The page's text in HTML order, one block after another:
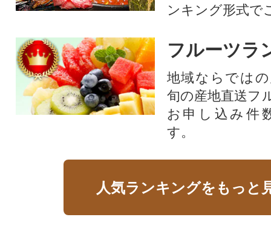
ンキング形式で
フルーツラ
地域ならでは
旬の産地直送フ
お申し込み件
す。
人気ランキングをもっと